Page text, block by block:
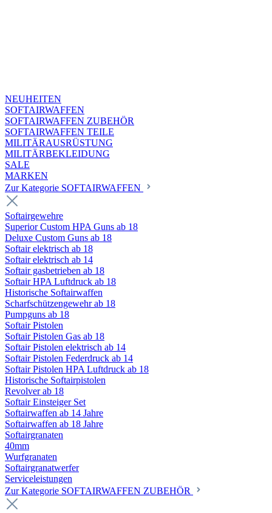
NEUHEITEN
SOFTAIRWAFFEN
SOFTAIRWAFFEN ZUBEHÖR
SOFTAIRWAFFEN TEILE
MILITÄRAUSRÜSTUNG
MILITÄRBEKLEIDUNG
SALE
MARKEN
Zur Kategorie SOFTAIRWAFFEN
Softairgewehre
Superior Custom HPA Guns ab 18
Deluxe Custom Guns ab 18
Softair elektrisch ab 18
Softair elektrisch ab 14
Softair gasbetrieben ab 18
Softair HPA Luftdruck ab 18
Historische Softairwaffen
Scharfschützengewehr ab 18
Pumpguns ab 18
Softair Pistolen
Softair Pistolen Gas ab 18
Softair Pistolen elektrisch ab 14
Softair Pistolen Federdruck ab 14
Softair Pistolen HPA Luftdruck ab 18
Historische Softairpistolen
Revolver ab 18
Softair Einsteiger Set
Softairwaffen ab 14 Jahre
Softairwaffen ab 18 Jahre
Softairgranaten
40mm
Wurfgranaten
Softairgranatwerfer
Serviceleistungen
Zur Kategorie SOFTAIRWAFFEN ZUBEHÖR